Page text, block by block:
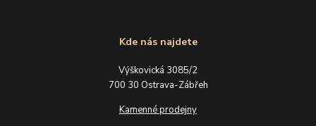
Kde nás najdete
Výškovická 3085/2
700 30 Ostrava-Zábřeh
Kamenné prodejny